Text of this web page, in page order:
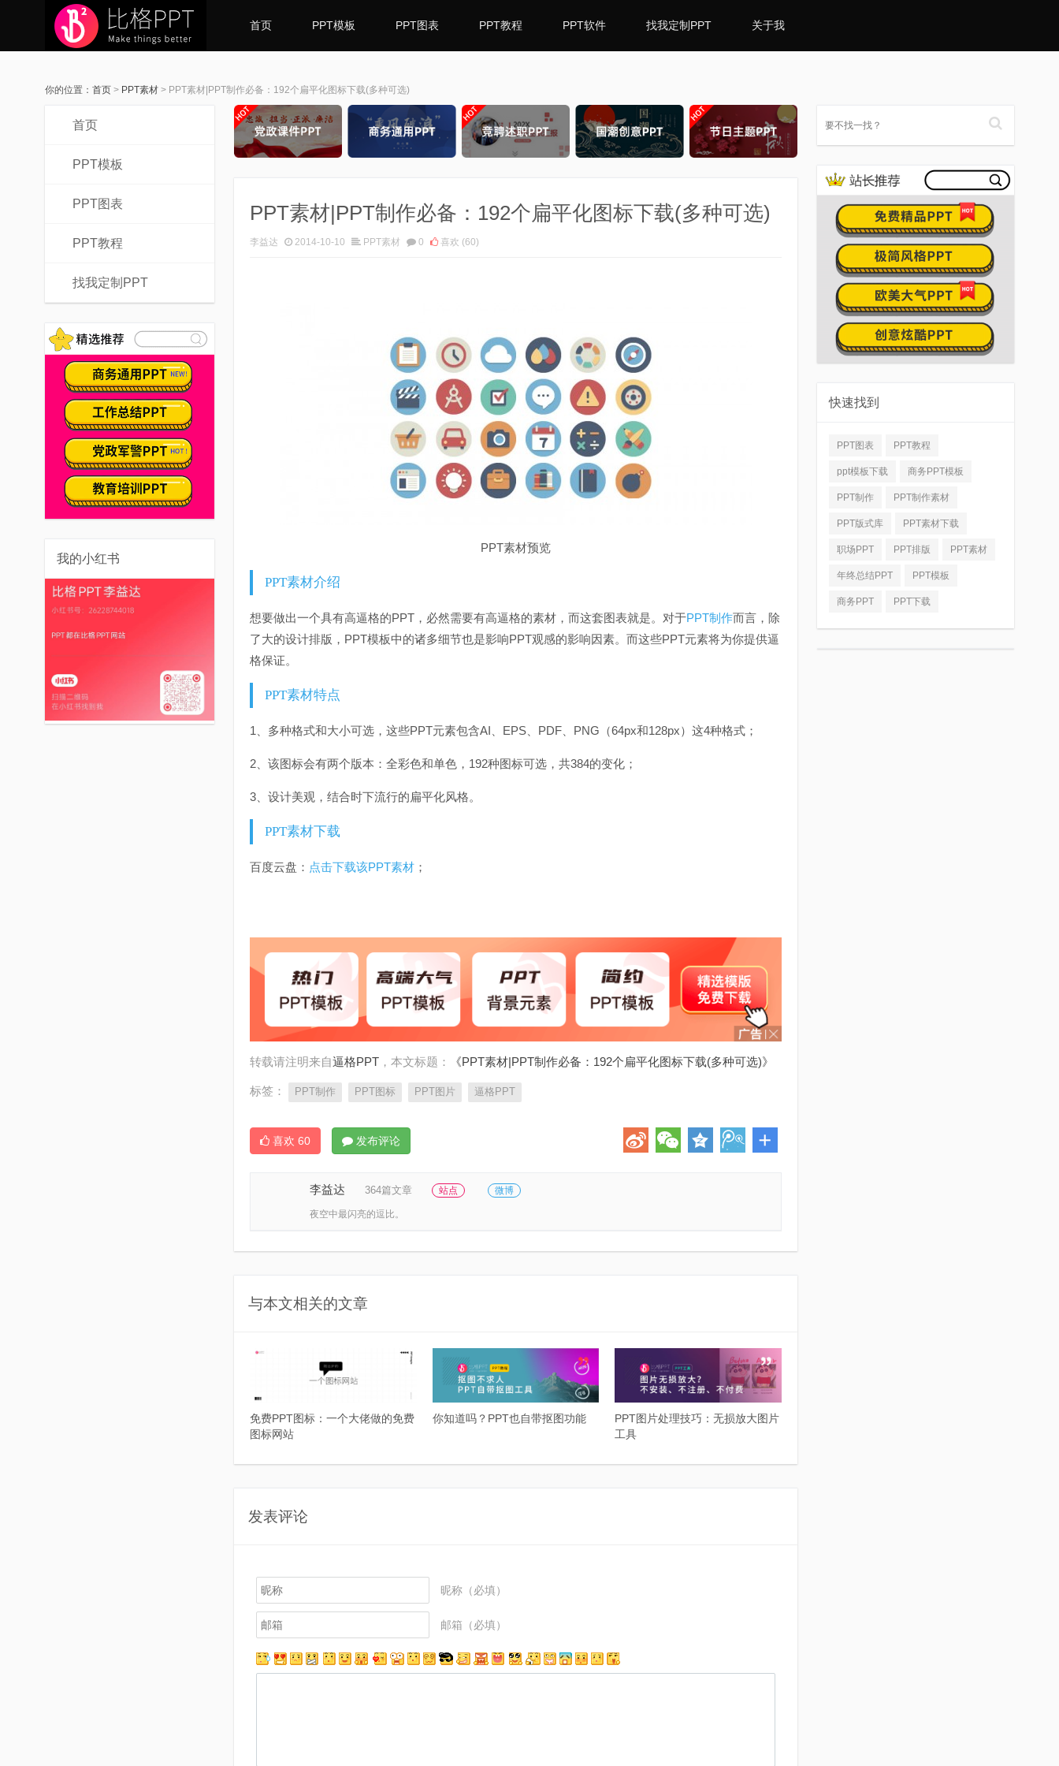
首页 PPT模板 PPT图表 PPT教程 PPT软件 找我定制PPT 关于我
你的位置： 首页 > PPT素材 > PPT素材|PPT制作必备：192个扁平化图标下载(多种可选)
首页
PPT模板
PPT图表
PPT教程
找我定制PPT
我的小红书
PPT素材|PPT制作必备：192个扁平化图标下载(多种可选)
李益达 2014-10-10 PPT素材 0 喜欢 (60)
PPT素材预览
PPT素材介绍
想要做出一个具有高逼格的PPT，必然需要有高逼格的素材，而这套图表就是。对于PPT制作而言，除
了大的设计排版，PPT模板中的诸多细节也是影响PPT观感的影响因素。而这些PPT元素将为你提供逼
格保证。
PPT素材特点
1、多种格式和大小可选，这些PPT元素包含AI、EPS、PDF、PNG（64px和128px）这4种格式；
2、该图标会有两个版本：全彩色和单色，192种图标可选，共384的变化；
3、设计美观，结合时下流行的扁平化风格。
PPT素材下载
百度云盘： 点击下载该PPT素材 ；
转载请注明来自逼格PPT ，本文标题： 《PPT素材|PPT制作必备：192个扁平化图标下载(多种可选)》
标签： PPT制作 PPT图标 PPT图片 逼格PPT
喜欢 60 发布评论
李益达 364篇文章 站点 微博
夜空中最闪亮的逗比。
与本文相关的文章
免费PPT图标：一个大佬做的免费
图标网站
你知道吗？PPT也自带抠图功能
PPT图片处理技巧：无损放大图片
工具
发表评论
昵称（必填）
邮箱（必填）
快速找到
PPT图表 PPT教程
ppt模板下载 商务PPT模板
PPT制作 PPT制作素材
PPT版式库 PPT素材下载
职场PPT PPT排版 PPT素材
年终总结PPT PPT模板
商务PPT PPT下载